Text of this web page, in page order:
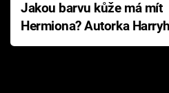
Jakou barvu kůže má mít
Hermiona? Autorka
Pottera přišla s ráznou